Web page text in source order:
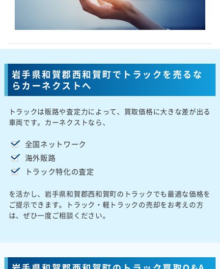
岩手県和賀郡西和賀町でトラックを売るな
らカーネクストへ
トラックは販路や査定力によって、買取価格に大きな差が出る
車両です。カーネクストなら、
全国ネットワーク
海外販路
トラック特化の査定
を活かし、岩手県和賀郡西和賀町のトラックでも最適な価格を
ご提示できます。トラック・軽トラックの売却をお考えの方
は、ぜひ一度ご相談ください。